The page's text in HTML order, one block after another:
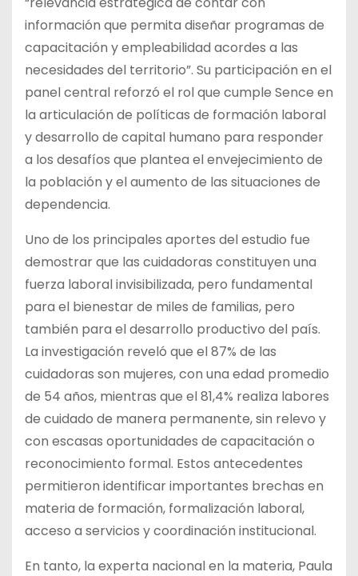
información que permita diseñar programas de
capacitación y empleabilidad acordes a las
necesidades del territorio”. Su participación en el
panel central reforzó el rol que cumple Sence en
la articulación de políticas de formación laboral
y desarrollo de capital humano para responder
a los desafíos que plantea el envejecimiento de
la población y el aumento de las situaciones de
dependencia.
Uno de los principales aportes del estudio fue
demostrar que las cuidadoras constituyen una
fuerza laboral invisibilizada, pero fundamental
para el bienestar de miles de familias, pero
también para el desarrollo productivo del país.
La investigación reveló que el 87% de las
cuidadoras son mujeres, con una edad promedio
de 54 años, mientras que el 81,4% realiza labores
de cuidado de manera permanente, sin relevo y
con escasas oportunidades de capacitación o
reconocimiento formal. Estos antecedentes
permitieron identificar importantes brechas en
materia de formación, formalización laboral,
acceso a servicios y coordinación institucional.
En tanto, la experta nacional en la materia, Paula